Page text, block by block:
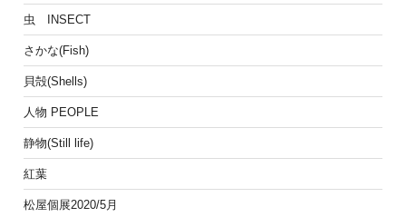
虫 INSECT
さかな(Fish)
貝殻(Shells)
人物 PEOPLE
静物(Still life)
紅葉
松屋個展2020/5月